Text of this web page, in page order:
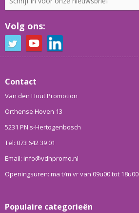
Volg ons:
Contact
Van den Hout Promotion
Orthense Hoven 13
5231 PN s-Hertogenbosch
Tel: 073 642 39 01
Email: info@vdhpromo.nl
Openingsuren: ma t/m vr van 09u00 tot 18u00
Populaire categorieën